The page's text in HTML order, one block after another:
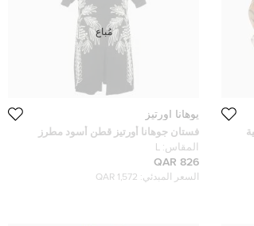
يوهانا اورتيز
فستان جوهانا أورتيز قطن أسود مطرز
ماكسي مقاس كبير (لارج)
المقاس: L
826 QAR
السعر المبدئي: 1,572 QAR
مُباع